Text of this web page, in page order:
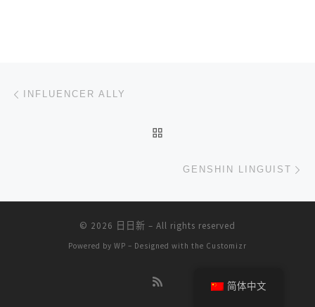
文章导航
INFLUENCER ALLY ‍ ‍
GENSHIN LINGUIST
© 2026 日日新 – All rights reserved
Powered by WP – Designed with the Customizr
简体中文